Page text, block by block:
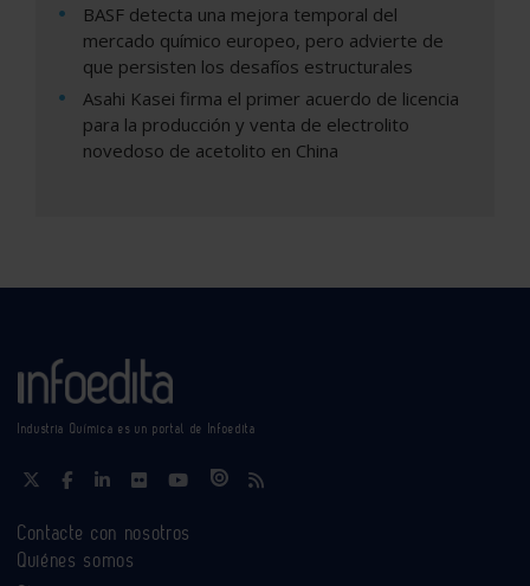
BASF detecta una mejora temporal del
mercado químico europeo, pero advierte de
que persisten los desafíos estructurales
Asahi Kasei firma el primer acuerdo de licencia
para la producción y venta de electrolito
novedoso de acetolito en China
Industria Química es un portal de Infoedita
Contacte con nosotros
Quiénes somos